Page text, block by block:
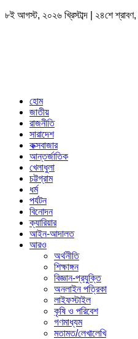
৮ই আগস্ট, ২০২৬ খ্রিস্টাব্দ | ২৪শে শ্রাবণ,
হোম
জাতীয়
রাজনীতি
সারাদেশ
কক্সবাজার
আন্তর্জাতিক
খেলাধুলা
চট্টগ্রাম
ধর্ম
পর্যটন
বিনোদন
ক্যারিয়ার
আইন-আদালত
আরও
অর্থনীতি
শিক্ষাঙ্গন
বিজ্ঞান-প্রযুক্তি
অনলাইন পত্রিকা
লাইফস্টাইল
কৃষি ও পরিবেশ
গণমাধ্যম
মতামত/লেখালেখি